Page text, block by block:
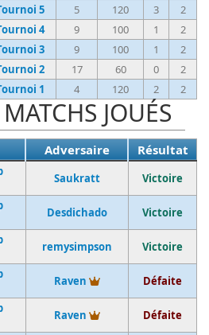
5 5 120 3
2
4 9 100 1
2
3 9 100 1
2
2 17 60 0
2
1 4 120 2 2
JOUÉS
Adversaire Résultat
Saukratt Victoire
Desdichado Victoire
remysimpson Victoire
Raven Vainqueur du
Défaite
Raven Vainqueur du
Défaite